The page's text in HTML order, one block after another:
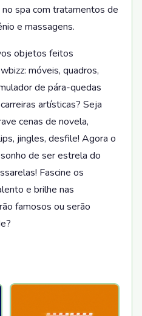
spa com tratamentos de
e massagens.
objetos feitos
móveis, quadros,
de pára-quedas
artísticas? Seja
cenas de novela,
jingles, desfile! Agora o
de ser estrela do
Fascine os
e brilhe nas
famosos ou serão